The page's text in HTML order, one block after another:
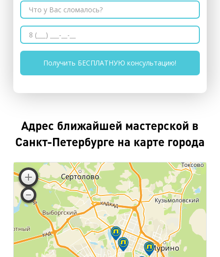
Адрес ближайшей мастерской в
Санкт-Петербурге на карте города